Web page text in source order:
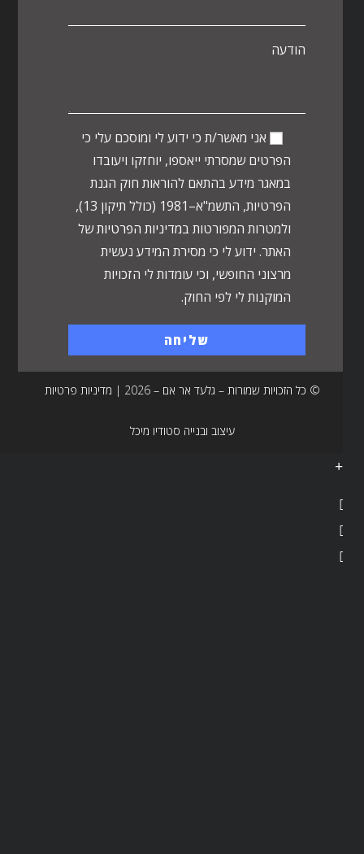
הודעה
אני מאשר/ת כי ידוע לי ומוסכם עלי כי
הפרטים שמסרתי ייאספו, יוחזקו ויעובדו
במאגר מידע בהתאם להוראות חוק הגנת
הפרטיות, התשמ"א–1981 (כולל תיקון 13),
ולמטרות המפורטות במדיניות הפרטיותשל
האתר. ידוע לי כי מסירת המידע נעשית
מרצוני החופשי, וכי עומדות לי הזכויות
המוקנות לי לפי החוק.
© כל הזכויות שמורות – גלעד אר אם – 2026 | מדיניות פרטיות
עיצוב ובנייהסטודיו מיכל